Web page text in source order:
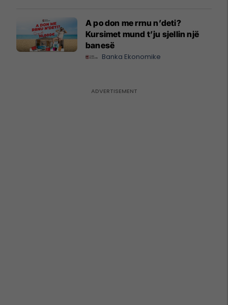
A po don me rrnu n’deti?
Kursimet mund t’ju sjellin një
banesë
Banka Ekonomike